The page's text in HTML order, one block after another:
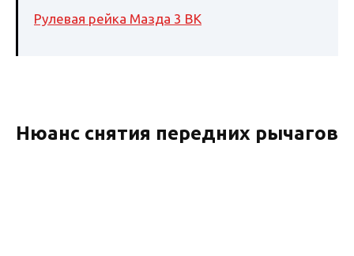
Рулевая рейка Мазда 3 BK
Нюанс снятия передних рычагов